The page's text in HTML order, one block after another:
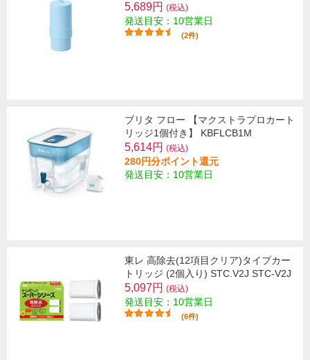
5,689円 (税込)
発送目安：10営業日
(2件)
ブリタ フロー 【マクストラプロカート
リッジ1個付き】 KBFLCB1M
5,614円 (税込)
280円分ポイント還元
発送目安：10営業日
東レ 高除去(12項目クリア)タイプカー
トリッジ (2個入り) STC.V2J STC-V2J
5,097円 (税込)
発送目安：10営業日
(6件)